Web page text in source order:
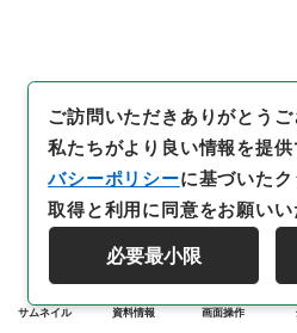
サムネイル 資料情報 画面操作
ご訪問いただきありがとうご
私たちがより良い情報を提供
バシーポリシーに基づいた
取得と利用に同意をお願いい
必要最小限